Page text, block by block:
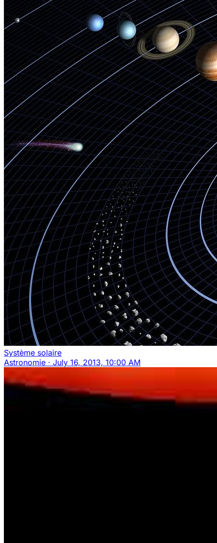
Système solaire
Astronomie · July 16, 2013, 10:00 AM